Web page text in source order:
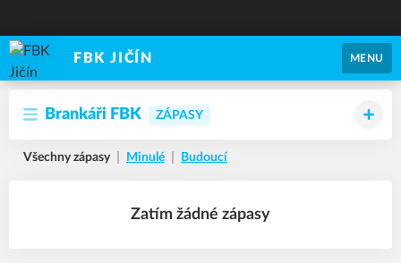
FBK JIČÍN MENU
Brankáři FBK ZÁPASY
Všechny zápasy Minulé Budoucí
Zatím žádné zápasy